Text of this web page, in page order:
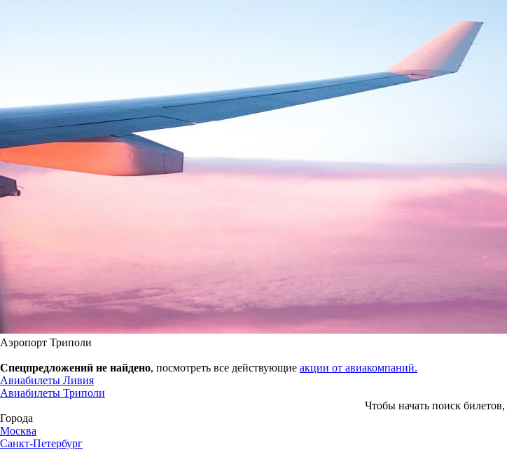
Аэропорт Триполи
Спецпредложений не найдено, посмотреть все действующие акции от авиакомпаний.
Авиабилеты Ливия
Авиабилеты Триполи
Чтобы начать поиск билетов,
Города
Москва
Санкт-Петербург